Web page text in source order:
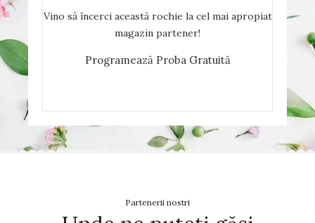
Vino să încerci această rochie la cel mai apropiat
magazin partener!
Programează Proba Gratuită
Partenerii nostri